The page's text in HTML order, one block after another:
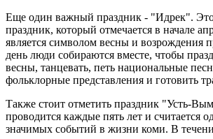
Еще один важный праздник - "Идрек".
праздник, который отмечается в начале
является символом весны и возрождения
день люди собираются вместе, чтобы
весны, танцевать, петь национальные
фольклорные представления и готовить
Также стоит отметить праздник "Усть-
проводится каждые пять лет и считается
значимых событий в жизни коми. В